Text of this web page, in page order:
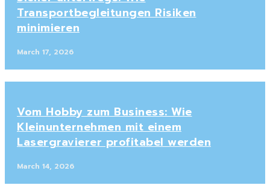
Transportbegleitungen Risiken
minimieren
March 17, 2026
Vom Hobby zum Business: Wie
Kleinunternehmen mit einem
Lasergravierer profitabel werden
March 14, 2026